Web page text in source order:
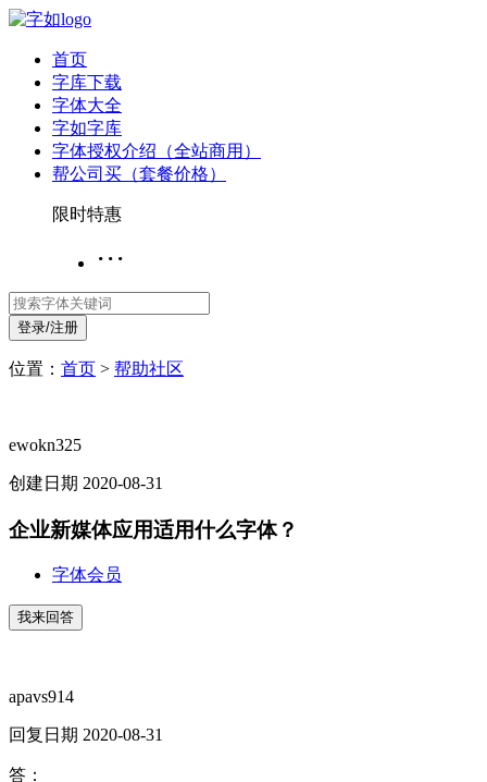
首页
字库下载
字体大全
字如字库
字体授权介绍（全站商用）
帮公司买（套餐价格）
限时特惠
···
登录/注册
位置： 首页 > 帮助社区
ewokn325
创建日期 2020-08-31
企业新媒体应用适用什么字体？
字体会员
我来回答
apavs914
回复日期 2020-08-31
答：